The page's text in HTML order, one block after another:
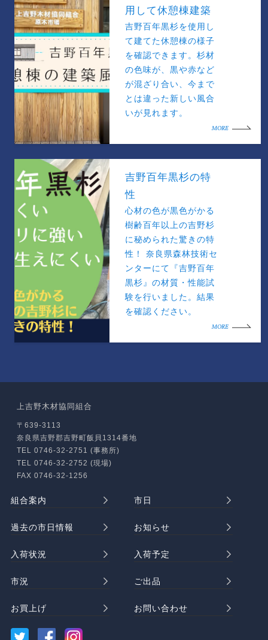
用して休憩棟建築
吉野百年黒杉を使用し
て建てた休憩棟の様子
を確認できます。杉材
の色味が、黒や赤など
が混ざり合い、今まで
とは違った新しい風合
いが見れます。
MORE
吉野百年黒杉の特
性
心材の色が黒色がかる
樹齢百年以上の吉野杉
に秘められた驚きの特
性！ 奈良県森林技術セ
ンターにて『吉野百年
黒杉』の材質・性能試
験を行いました。結果
を確認ください。
MORE
上吉野木材協同組合
〒639-3113
奈良県吉野郡吉野町飯貝1314番地
TEL 0746-32-2751 (事務所)
TEL 0746-32-2752 (現場)
FAX 0746-32-1256
組合案内 市日
過去の市日情報 お知らせ
入荷状況 入荷予定
市況 ご出品
お買上げ お問い合わせ